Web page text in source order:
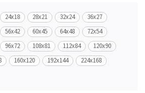
24x18 28x21 32x24
36x27
56x42 60x45 64x48
72x54
96x72 108x81 112x84
120x90
160x120 192x144
224x168